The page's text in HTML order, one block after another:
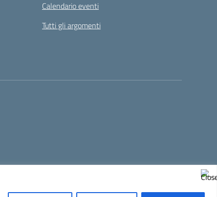
Calendario eventi
Tutti gli argomenti